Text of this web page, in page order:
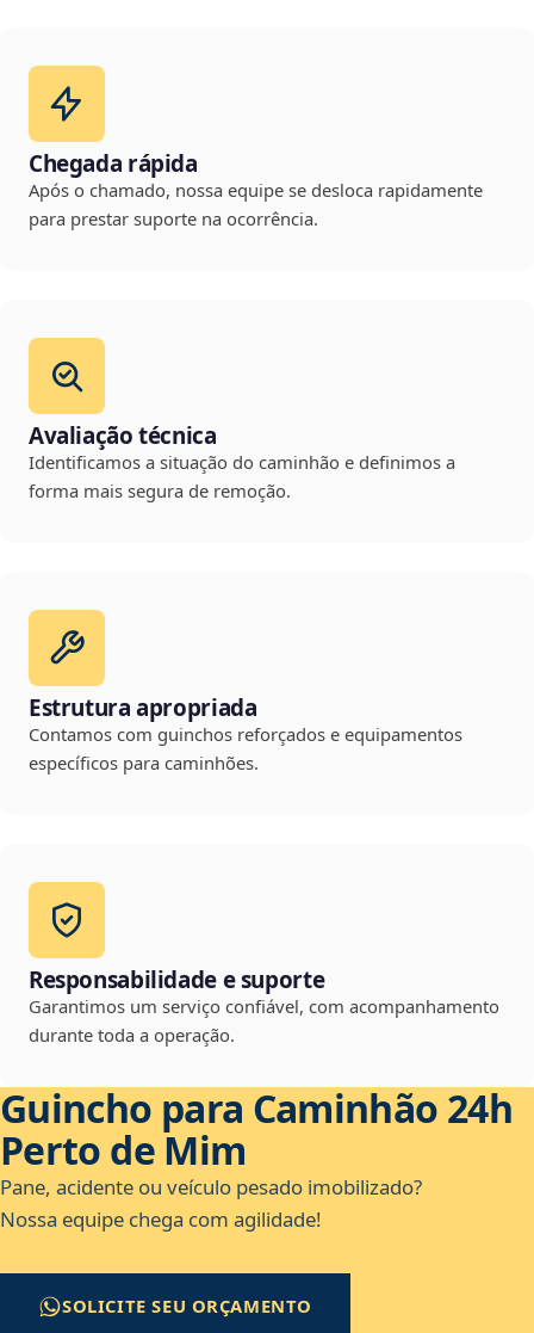
Chegada rápida
Após o chamado, nossa equipe se desloca rapidamente
para prestar suporte na ocorrência.
Avaliação técnica
Identificamos a situação do caminhão e definimos a
forma mais segura de remoção.
Estrutura apropriada
Contamos com guinchos reforçados e equipamentos
específicos para caminhões.
Responsabilidade e suporte
Garantimos um serviço confiável, com acompanhamento
durante toda a operação.
Guincho para Caminhão 24h
Perto de Mim
Pane, acidente ou veículo pesado imobilizado?
Nossa equipe chega com agilidade!
SOLICITE SEU ORÇAMENTO